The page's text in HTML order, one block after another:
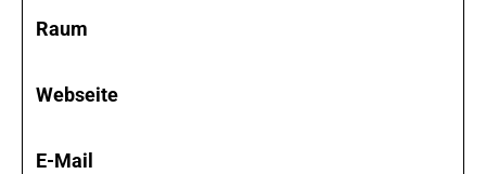
Raum
Webseite
E-Mail